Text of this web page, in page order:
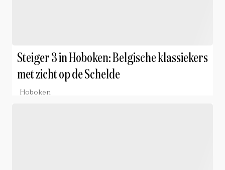
Steiger 3 in Hoboken: Belgische klassiekers
met zicht op de Schelde
Hoboken